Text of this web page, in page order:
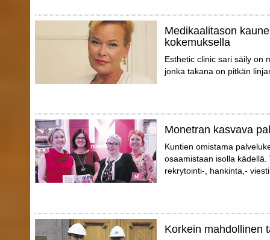
Medikaalitason
kokemuksella
Esthetic clinic sari säily on
jonka takana on pitkän
Monetran kasvava
Kuntien omistama
osaamistaan isolla
rekrytointi-, hankinta,-
Korkein mahdollinen